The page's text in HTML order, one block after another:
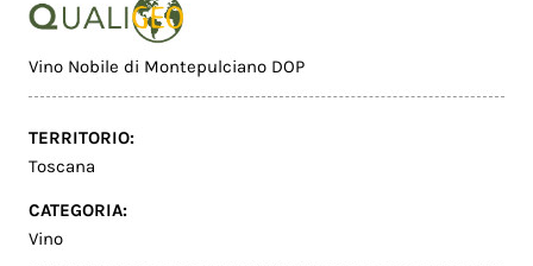
Vino Nobile di Montepulciano DOP
TERRITORIO:
Toscana
CATEGORIA:
Vino